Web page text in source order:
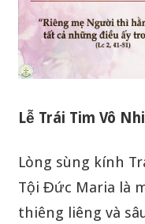
Lễ Trái Tim Vô
Lòng sùng kính
Tội Đức Maria là
thiêng liêng và